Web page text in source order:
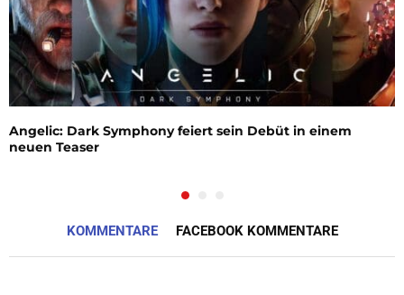
Angelic: Dark Symphony feiert sein Debüt in einem
neuen Teaser
KOMMENTARE FACEBOOK KOMMENTARE